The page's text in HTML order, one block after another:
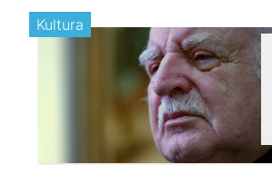
Kultura